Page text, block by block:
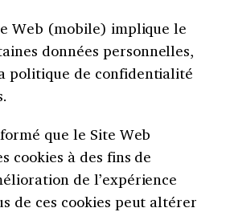
Web (mobile) implique le
données personnelles,
politique de confidentialité
que le Site Web
cookies à des fins de
de l’expérience
de ces cookies peut altérer